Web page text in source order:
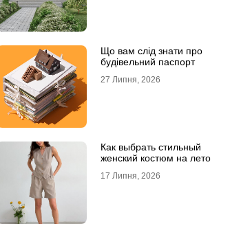
Що вам слід знати про
будівельний паспорт
27 Липня, 2026
Как выбрать стильный
женский костюм на лето
17 Липня, 2026